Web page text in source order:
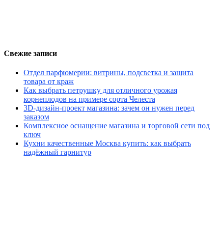
Свежие записи
Отдел парфюмерии: витрины, подсветка и защита
товара от краж
Как выбрать петрушку для отличного урожая
корнеплодов на примере сорта Челеста
3D-дизайн-проект магазина: зачем он нужен перед
заказом
Комплексное оснащение магазина и торговой сети под
ключ
Кухни качественные Москва купить: как выбрать
надёжный гарнитур